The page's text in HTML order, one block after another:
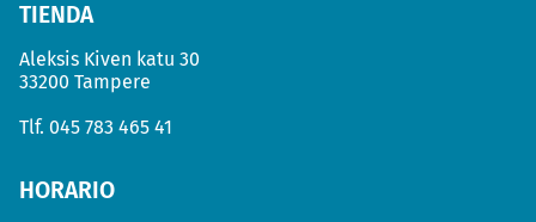
TIENDA
Aleksis Kiven katu 30
33200 Tampere
Tlf. 045 783 465 41
HORARIO